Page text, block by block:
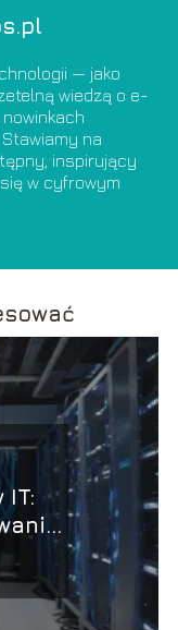
— jako
wiedzą o e-
na
inspirujący
w cyfrowym
IT: